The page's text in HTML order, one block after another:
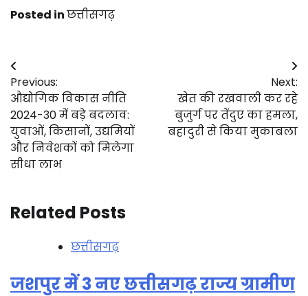
Posted inछत्तीसगढ़
Post
navigation
Previous:
औद्योगिक विकास नीति
2024-30 में बड़े बदलाव:
युवाओं, किसानों, उद्यमियों
और निवेशकों को मिलेगा
सीधा लाभ
Next:
खेत की रखवाली कर रहे
बुजुर्ग पर तेंदुए का हमला,
बहादुरी से किया मुकाबला
Related Posts
छत्तीसगढ़
जशपुर में 3 नए छत्तीसगढ़ राज्य ग्रामीण